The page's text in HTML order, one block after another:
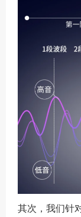
其次，我们针